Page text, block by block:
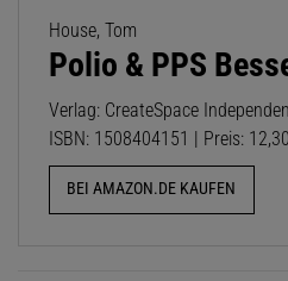
House, Tom
Polio & PPS
Verlag: CreateSpace
ISBN: 1508404151 | Preis:
BEI AMAZON.DE KAUFEN